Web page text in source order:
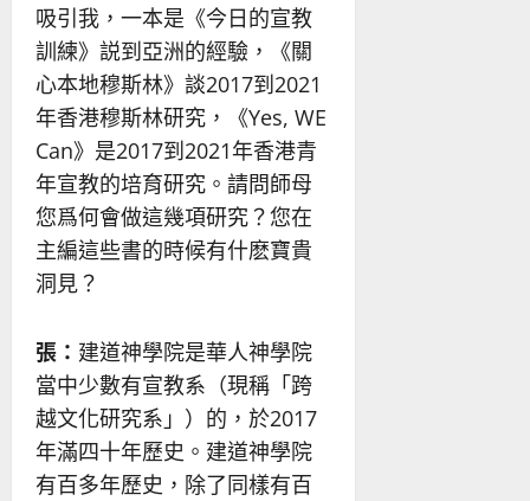
吸引我，一本是《今日的宣教
訓練》説到亞洲的經驗，《關
心本地穆斯林》談2017到2021
年香港穆斯林研究，《Yes, WE
Can》是2017到2021年香港青
年宣教的培育研究。請問師母
您爲何會做這幾項研究？您在
主編這些書的時候有什麽寶貴
洞見？
張： 建道神學院是華人神學院
當中少數有宣教系（現稱「跨
越文化研究系」）的，於2017
年滿四十年歷史。建道神學院
有百多年歷史，除了同樣有百